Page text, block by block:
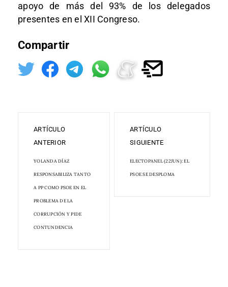
apoyo de más del 93% de los delegados
presentes en el XII Congreso.
Compartir
ARTÍCULO
ANTERIOR
YOLANDA DÍAZ
RESPONSABILIZA TANTO
A PP COMO PSOE EN EL
PROBLEMA DE LA
CORRUPCIÓN Y PIDE
CONTUNDENCIA
ARTÍCULO
SIGUIENTE
ELECTOPANEL (22JUN): EL
PSOE SE DESPLOMA